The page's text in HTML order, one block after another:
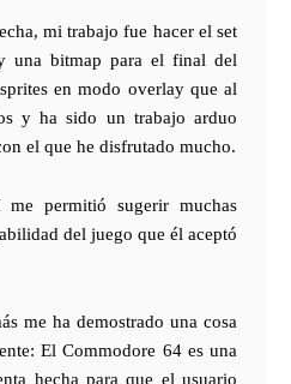
mi trabajo fue hacer el set
una bitmap para el final del
en modo overlay que al
y ha sido un trabajo arduo
el que he disfrutado mucho.
permitió sugerir muchas
del juego que él aceptó
me ha demostrado una cosa
El Commodore 64 es una
hecha para que el usuario